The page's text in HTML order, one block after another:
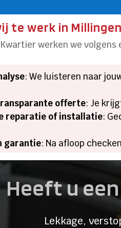
te werk in
werken we
: We luisteren naar
offerte: Je
reparatie of installatie:
garantie: Na afloop
Heeft u
Lekkage,